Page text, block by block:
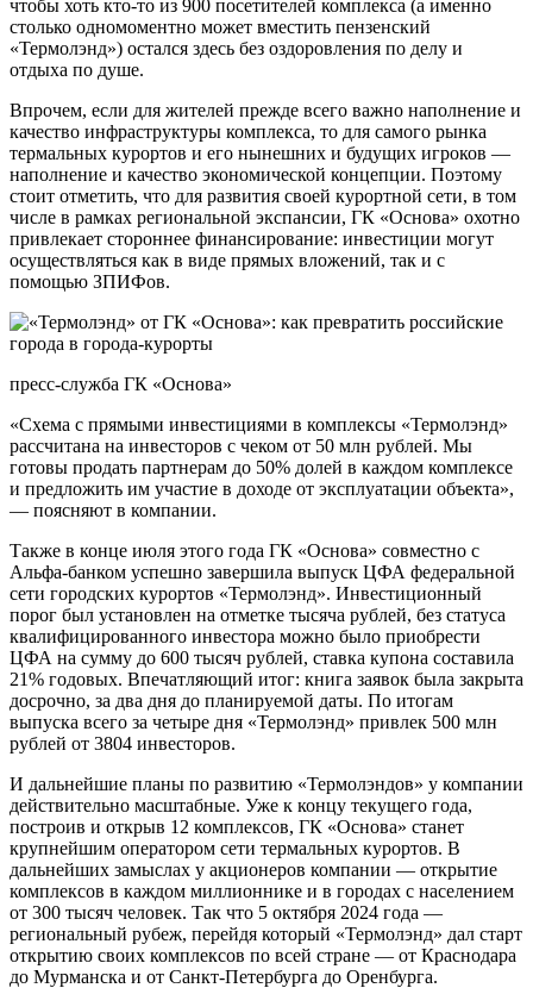
чтобы хоть кто-то из 900 посетителей комплекса (а именно
столько одномоментно может вместить пензенский
«Термолэнд») остался здесь без оздоровления по делу и
отдыха по душе.
Впрочем, если для жителей прежде всего важно наполнение и
качество инфраструктуры комплекса, то для самого рынка
термальных курортов и его нынешних и будущих игроков —
наполнение и качество экономической концепции. Поэтому
стоит отметить, что для развития своей курортной сети, в том
числе в рамках региональной экспансии, ГК «Основа» охотно
привлекает стороннее финансирование: инвестиции могут
осуществляться как в виде прямых вложений, так и с
помощью ЗПИФов.
пресс-служба ГК «Основа»
«Схема с прямыми инвестициями в комплексы «Термолэнд»
рассчитана на инвесторов с чеком от 50 млн рублей. Мы
готовы продать партнерам до 50% долей в каждом комплексе
и предложить им участие в доходе от эксплуатации объекта»,
— поясняют в компании.
Также в конце июля этого года ГК «Основа» совместно с
Альфа-банком успешно завершила выпуск ЦФА федеральной
сети городских курортов «Термолэнд». Инвестиционный
порог был установлен на отметке тысяча рублей, без статуса
квалифицированного инвестора можно было приобрести
ЦФА на сумму до 600 тысяч рублей, ставка купона составила
21% годовых. Впечатляющий итог: книга заявок была закрыта
досрочно, за два дня до планируемой даты. По итогам
выпуска всего за четыре дня «Термолэнд» привлек 500 млн
рублей от 3804 инвесторов.
И дальнейшие планы по развитию «Термолэндов» у компании
действительно масштабные. Уже к концу текущего года,
построив и открыв 12 комплексов, ГК «Основа» станет
крупнейшим оператором сети термальных курортов. В
дальнейших замыслах у акционеров компании — открытие
комплексов в каждом миллионнике и в городах с населением
от 300 тысяч человек. Так что 5 октября 2024 года —
региональный рубеж, перейдя который «Термолэнд» дал старт
открытию своих комплексов по всей стране — от Краснодара
до Мурманска и от Санкт-Петербурга до Оренбурга.